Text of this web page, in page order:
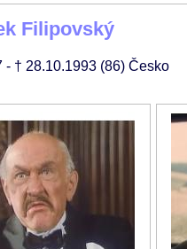
Filipovský
- † 28.10.1993 (86) Česko